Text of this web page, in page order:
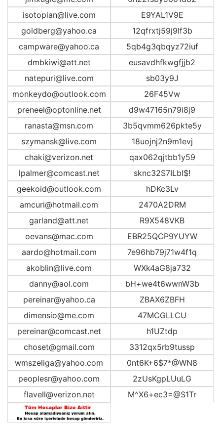
isotopian@live.com
E9YAL1V9E
goldberg@yahoo.ca
12qfrxtj59j9lf3b
campware@yahoo.ca
5qb4g3qbqyz72iuf
dmbkiwi@att.net
eusavdhfkwgfjjb2
natepuri@live.com
sb03y9J
monkeydo@outlook.com
26F45Vw
preneel@optonline.net
d9w47165n79i8j9
ranasta@msn.com
3b5qvmm626pkte5y
szymansk@live.com
18uojnj2n9m1evj
chaki@verizon.net
qax062qjtbb1y59
lpalmer@comcast.net
sknc32S7ILbl$!
geekoid@outlook.com
hDKc3Lv
amcuri@hotmail.com
2470A2DRM
garland@att.net
R9X548VKB
oevans@mac.com
EBR25QCP9YUYW
aardo@hotmail.com
7e96hb79j71w4f1q
akoblin@live.com
WXk4aG8ja732
danny@aol.com
bH+we4t6wwnW3b
pereinar@yahoo.ca
ZBAX6ZBFH
dimensio@me.com
47MCGLLCU
pereinar@comcast.net
h1UZtdp
choset@gmail.com
3312qx5rb9tussp
wmszeliga@yahoo.com
0nt6K+6$7*@WN8
peoplesr@yahoo.com
2zUsKgpLUuLG
flavell@verizon.net
M^X6+ec3=@S1Tr